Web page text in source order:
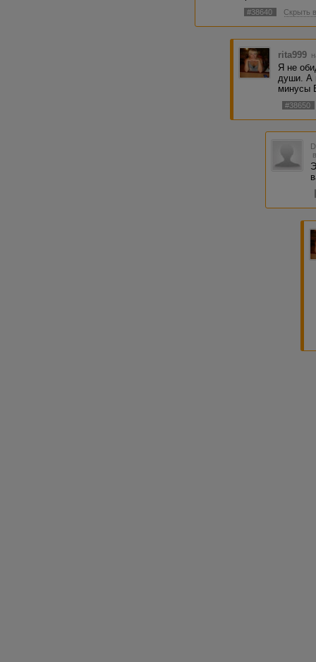
#38640 Скрыть
rita999
Я не
души. А
минусы
#38650